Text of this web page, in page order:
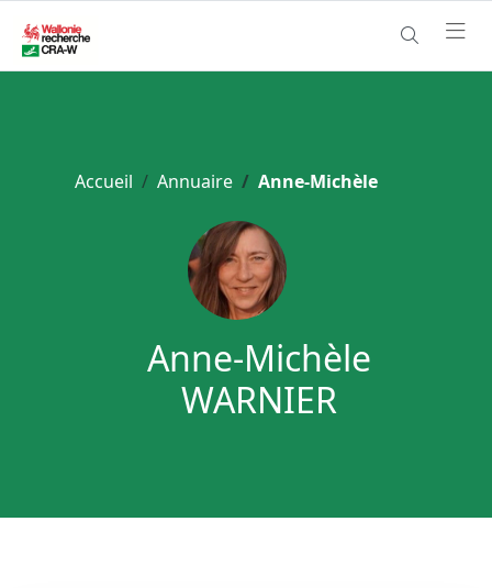
Accueil Annuaire Anne-Michèle
Anne-Michèle
WARNIER